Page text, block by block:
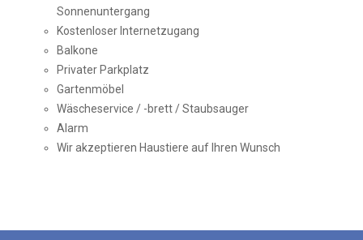
Sonnenuntergang
Kostenloser Internetzugang
Balkone
Privater Parkplatz
Gartenmöbel
Wäscheservice / -brett / Staubsauger
Alarm
Wir akzeptieren Haustiere auf Ihren Wunsch